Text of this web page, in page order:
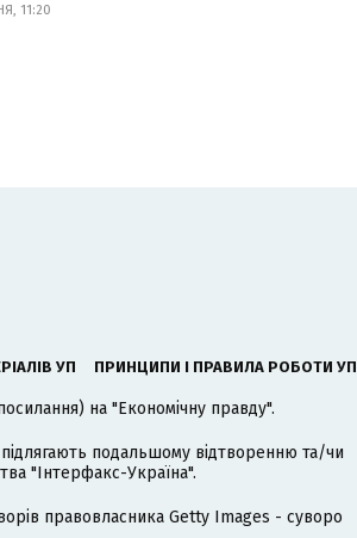
11:20
УП ПРИНЦИПИ І ПРАВИЛА РОБОТИ УП
на "Економічну правду".
подальшому відтворенню та/чи
"Інтерфакс-Україна".
правовласника Getty Images - суворо